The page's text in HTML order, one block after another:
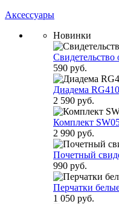
Аксессуары
Новинки
Свидетельство
590 руб.
Диадема
2 590 руб.
Комплект
2 990 руб.
Почетный
990 руб.
Перчатки
1 050 руб.